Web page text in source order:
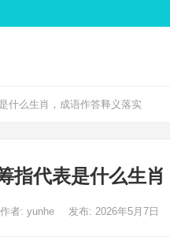
什么生肖，成语作答释义落实
指代表是什么生
作者: yunhe 发布: 2026年5月7日